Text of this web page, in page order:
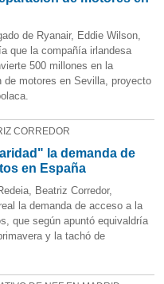
de Ryanair, Eddie Wilson,
que la compañía irlandesa
500 millones en la
de motores en Sevilla, proyecto
CORREDOR
la demanda de
en España
Beatriz Corredor,
la demanda de acceso a la
que según apuntó equivaldría
y la tachó de